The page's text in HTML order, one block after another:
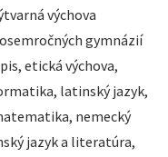
výchova
gymnázií
etická výchova,
latinský jazyk,
nemecký
jazyk a literatúra,